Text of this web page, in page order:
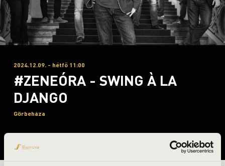
2024.12.09. - hétfő 11:00
#ZENEÓRA - SWING À LA
DJANGO
Görbeháza